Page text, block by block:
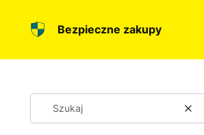
Bezpieczne zakupy